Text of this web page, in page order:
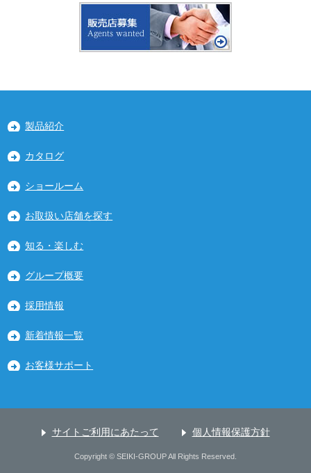
製品紹介
カタログ
ショールーム
お取扱い店舗を探す
知る・楽しむ
グループ概要
採用情報
新着情報一覧
お客様サポート
サイトご利用にあたって 個人情報保護方針
Copyright © SEIKI-GROUP All Rights Reserved.